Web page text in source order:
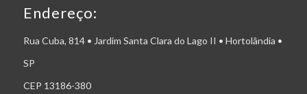
Endereço:
Rua Cuba, 814 • Jardim Santa Clara do Lago II • Hortolândia •
SP
CEP 13186-380